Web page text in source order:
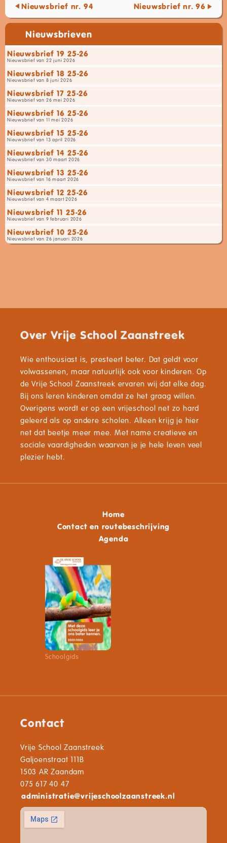
Nieuwsbrief nr. 94 Nieuwsbrief nr. 96
Nieuwsbrieven
Nieuwsbrief 19 25-26
Nieuwsbrief van 22 juni 2026
Nieuwsbrief 18 25-26
Nieuwsbrief van 8 juni 2026
Nieuwsbrief 17 25-26
Nieuwsbrief van 26 mei 2026
Nieuwsbrief 16 25-26
Nieuwsbrief van 11 mei 2026
Nieuwsbrief 15 25-26
Nieuwsbrief van 13 april 2026
Nieuwsbrief 14 25-26
Nieuwsbrief van 30 maart 2026
Nieuwsbrief 13 25-26
Nieuwsbrief van 16 maart 2026
Nieuwsbrief 12 25-26
Nieuwsbrief van 4 maart 2026
Nieuwsbrief 11 25-26
Nieuwsbrief van 9 februari 2026
Nieuwsbrief 10 25-26
Nieuwsbrief van 26 januari 2026
Over Vrije School Zaanstreek
Wie enthousiast is, presteert beter. Dat geldt voor
volwassenen, maar natuurlijk ook voor kinderen. Op
de Vrije School Zaanstreek ervaren wij dat elke dag.
Bij ons leren kinderen omdat ze het graag willen.
Overigens wordt er op een vrijeschool net zo hard
geleerd als op andere scholen. Alleen krijg je hier
net dat beetje meer mee. Met name creatieve en
sociale vaardigheden waarvan je je hele leven veel
plezier hebt.
Home
Contact en routebeschrijving
Agenda
Schoolgids
Contact
Vrije School Zaanstreek
Galjoenstraat 111B
1503 AR Zaandam
075 617 40 47
administratie@vrijeschoolzaanstreek.nl